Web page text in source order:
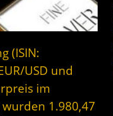
(ISIN:
USD und
im
1.980,47